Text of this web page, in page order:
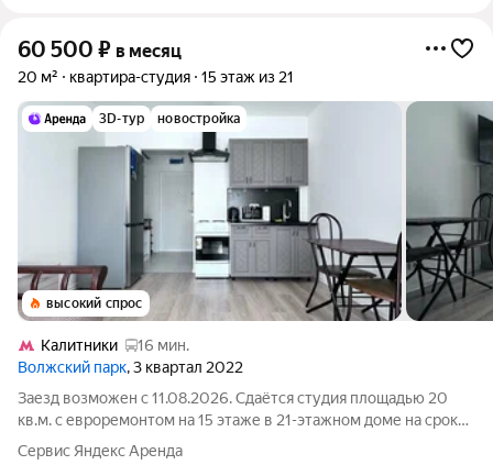
60 500 ₽ в месяц
20 м² квартира-студия 15 этаж из 21
3D-тур новостройка
высокий спрос
Калитники
16 мин.
Волжский парк, 3 квартал 2022
Заезд возможен с 11.08.2026. Сдаётся студия площадью 20
кв.м. с евроремонтом на 15 этаже в 21-этажном доме на срок
от 11 месяцев. Из техники есть: Телевизор Духовой шкаф
Стиральная машина Холодильник Микроволновка Дом -
Сервис Яндекс Аренда